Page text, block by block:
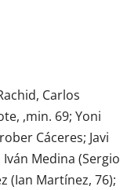
Carlos
,min. 69; Yoni
Cáceres; Javi
Medina (Sergio
(Ian Martínez, 76);